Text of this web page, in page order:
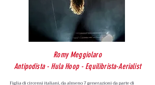
Romy Meggiolaro
Antipodista - Hula Hoop - Equilibrista-Aerialist
Figlia di circensi italiani, da almeno 7 generazioni da parte di